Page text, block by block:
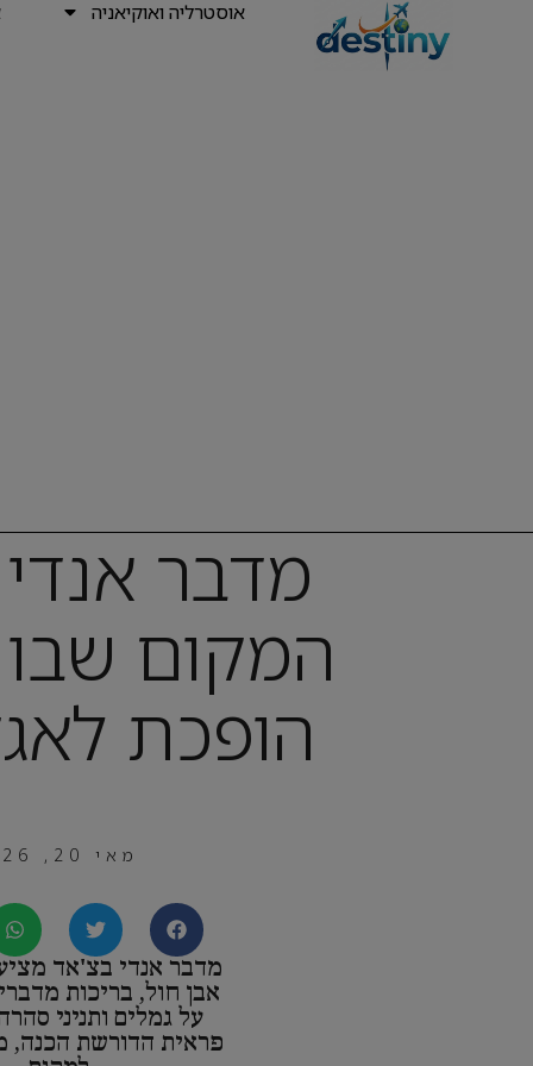
אוסטרליה ואוקיאניה
מדבר
המקום
הופכת
מאי 20, 2026
מדבר אנדי בצ'אד מציע
אבן חול, בריכות
על גמלים ותניני
פראית הדורשת הכנה,